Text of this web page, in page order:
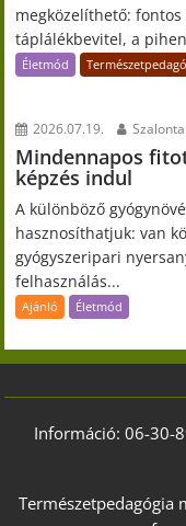
megközelíthető:
táplálékbevitel, a
Életmód
2026.07.19.
Mindennapos
képzés indul
A különböző
hasznosíthatjuk: van
gyógyszeripari
felhasználás...
Ajánló Életmód
Információ: 06-30-
Természetpedagógia